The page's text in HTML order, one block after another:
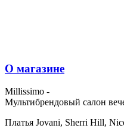
О магазине
Millissimo -
Мультибрендовый салон
Платья Jovani, Sherri Hill,